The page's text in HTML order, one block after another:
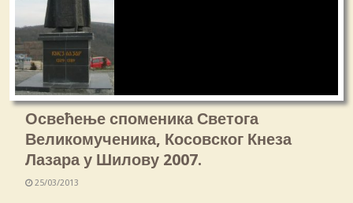
Освећење споменика Светога
Великомученика, Косовског Кнеза
Лазара у Шилову 2007.
25/03/2013